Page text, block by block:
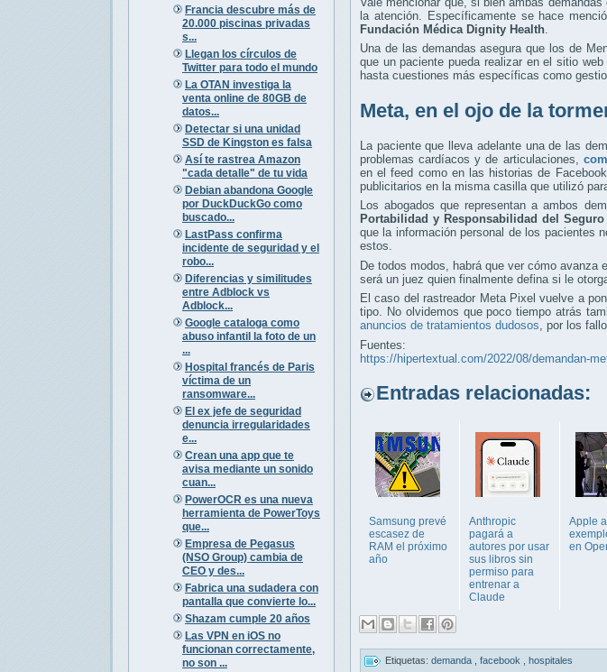
Francia descubre más de
20.000 piscinas privadas
s...
Llegan los círculos de
Twitter para todo el mundo
La OTAN investiga la
venta online de 80GB de
datos...
Detectar si una unidad
SSD de Kingston es falsa
Así te rastrea Amazon
"cada detalle" de tu vida
Debian abandona Google
por DuckDuckGo como
buscado...
LastPass confirma
incidente de seguridad y el
robo...
Diferencias y similitudes
entre Adblock vs
Adblock...
Google cataloga como
abuso infantil la foto de un
...
Hospital francés de Paris
víctima de un
ransomware...
El ex jefe de seguridad
denuncia irregularidades
e...
Crean una app que te
avisa mediante un sonido
cuan...
PowerOCR es una nueva
herramienta de PowerToys
que...
Empresa de Pegasus
(NSO Group) cambia de
CEO y des...
Fabrica una sudadera con
pantalla que convierte lo...
Shazam cumple 20 años
Las VPN en iOS no
funcionan correctamente,
no son ...
la atención. Específicamente se hace
Fundación Médica Dignity Health
Una de las demandas asegura que los de
que un paciente pueda realizar en el sitio
hasta cuestiones más específicas como
Meta, en el ojo de la
La paciente que lleva adelante una de las
problemas cardíacos y de articulaciones,
en el feed como en las historias de
publicitarios en la misma casilla que utilizó
Los abogados que representan a ambos
Portabilidad y Responsabilidad del Seguro
que la información personal de los pacientes
estos.
De todos modos, habrá que ver cómo
será un juez quien finalmente defina si le
El caso del rastreador Meta Pixel vuelve a
tipo. No olvidemos que poco tiempo atrás
anuncios de tratamientos dudosos, por los
Fuentes:
https://hipertextual.com/2022/08/demandan-
Entradas relacionadas:
Samsung prevé
escasez de
RAM el próximo
año
Anthropic
pagará a
autores por usar
sus libros sin
permiso para
entrenar a
Claude
Apple
en
Etiquetas: demanda facebook hospitales